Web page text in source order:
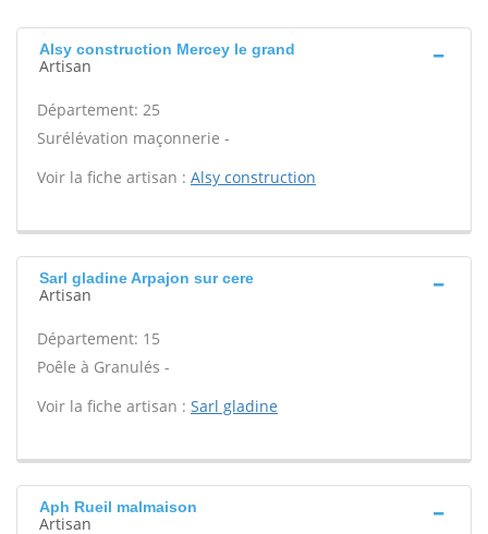
Alsy construction Mercey le grand
Artisan
Département: 25
Surélévation maçonnerie -
Voir la fiche artisan : Alsy construction
Sarl gladine Arpajon sur cere
Artisan
Département: 15
Poêle à Granulés -
Voir la fiche artisan : Sarl gladine
Aph Rueil malmaison
Artisan